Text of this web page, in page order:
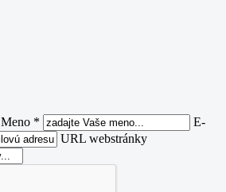
Meno *
E-
URL webstránky